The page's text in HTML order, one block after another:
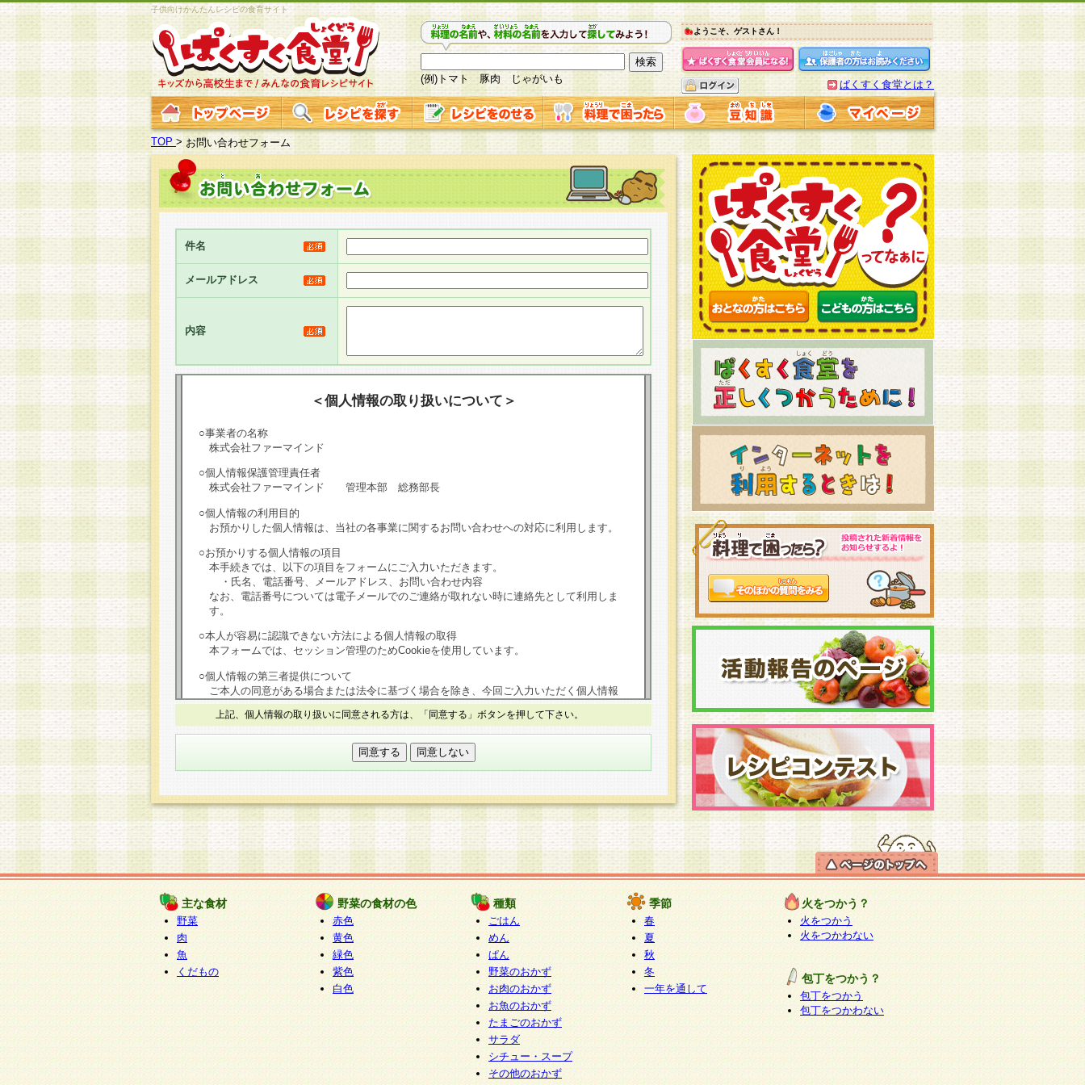
子供向けかんたんレシピの食育サイト
(例)トマト 豚肉 じゃがいも
ようこそ、ゲストさん！
ぱくすく食堂とは？
TOP >お問い合わせフォーム
件名
メールアドレス
内容
＜個人情報の取り扱いについて＞
○事業者の名称
株式会社ファーマインド
○個人情報保護管理責任者
株式会社ファーマインド 管理本部 総務部長
○個人情報の利用目的
お預かりした個人情報は、当社の各事業に関するお問い合わせへの対応に利用します。
○お預かりする個人情報の項目
本手続きでは、以下の項目をフォームにご入力いただきます。
・氏名、電話番号、メールアドレス、お問い合わせ内容
なお、電話番号については電子メールでのご連絡が取れない時に連絡先として利用しま
す。
○本人が容易に認識できない方法による個人情報の取得
本フォームでは、セッション管理のためCookieを使用しています。
○個人情報の第三者提供について
ご本人の同意がある場合または法令に基づく場合を除き、今回ご入力いただく個人情報
は第三者に提供しません。
個人情報の取り扱いを外部に委託する場合は、当社が規定する個人情報管理基準を満た
す企業を選定して委託を行い、適切な取り扱いが行われるよう監督します。
本人からの求めにより、当社が本件により取得した開示対象個人情報の利用目的の通
知・開示・内容の訂正・追加または削除・利用の停止・消去及び第三者への提供の禁止
（以下、総称して「開示等」といいます。）に応じます。
開示等に応じる窓口は以下になります。
ぱくすく食堂個人情報お客様相談窓口
paku-info@pakusuku.com
個人情報を与えることは任意ですが、個人情報の取扱いについて同意をいただけない場
合には、当社のサービスの提供、お客様からのお問い合わせ・ご相談への対応ができな
い場合がございますのでご了承ください。
上記、個人情報の取り扱いに同意される方は、「同意する」ボタンを押して下さい。
主な食材
野菜
肉
魚
くだもの
野菜の食材の色
赤色
黄色
緑色
紫色
白色
種類
ごはん
めん
ぱん
野菜のおかず
お肉のおかず
お魚のおかず
たまごのおかず
サラダ
シチュー・スープ
その他のおかず
季節
春
夏
秋
冬
一年を通して
火をつかう？
火をつかう
火をつかわない
包丁をつかう？
包丁をつかう
包丁をつかわない